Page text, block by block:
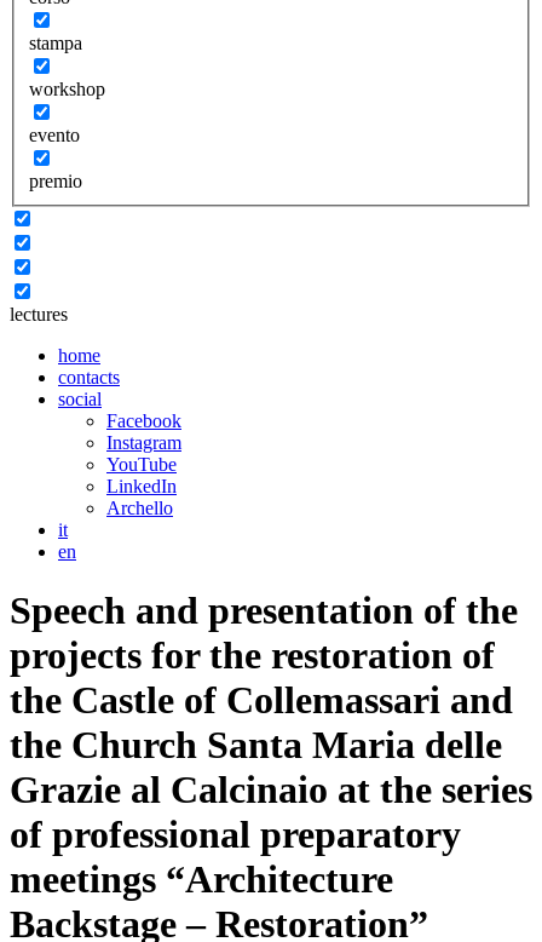
stampa
workshop
evento
premio
lectures
home
contacts
social
Facebook
Instagram
YouTube
LinkedIn
Archello
it
en
Speech and presentation of the
projects for the restoration of
the Castle of Collemassari and
the Church Santa Maria delle
Grazie al Calcinaio at the series
of professional preparatory
meetings “Architecture
Backstage – Restoration”